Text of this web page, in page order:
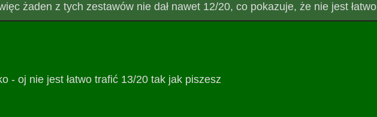
żaden z tych zestawów nie dał nawet 12/20, co pokazuje, że nie jest łatwo
- oj nie jest łatwo trafić 13/20 tak jak piszesz